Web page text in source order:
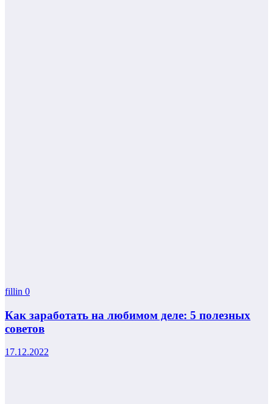
fillin 0
Как заработать на любимом деле: 5 полезных
советов
17.12.2022